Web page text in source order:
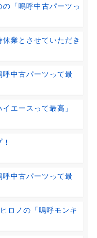
「嗚呼中古パーツっ
業とさせていただき
中古パーツって最
エースって最高」
中古パーツって最
ロノの「嗚呼モンキ